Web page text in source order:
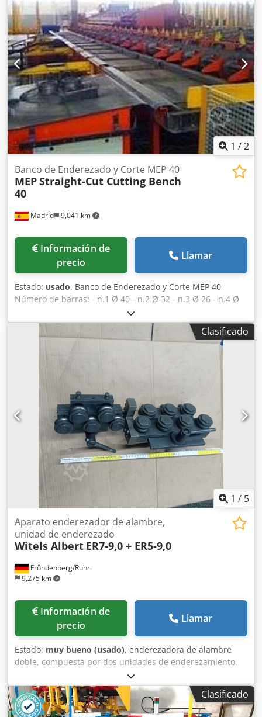
Nuestros almacén
1 /2
Madrid 9,041 km
Banco de Enderezado y Corte MEP 40
MEPStraight-Cut Cutting Bench
40
Información de
precio
Llamar
Estado: usado, Banco de Enderezado y Corte MEP 40
Número de barras: - n.1 Ø 40 - n.2 Ø 32 - n.3 Ø 26 - n.4 Ø
20 Dodpfxovtx Eyj Agueck - n.5 Ø 16 22 Fy= 600 N/mm - ft=
650 N/mm Longitud mínima de corte: 800 mm Longitud
máxima: 12.000 mm Tolerancia de medida: +/- 1 mm/m
Velocidad máx. de posicionamiento: 2 m/s Velocidad de
evacuación de medida: 2,2 m/s Número de
mm/m Posicionamiento de velocidad máxima: 2m/s
Medición de la velocidad de evacuación: 2,2 m/s Número
de compartimentos: 5 + 5
Clasificado
1 / 5
Fröndenberg/Ruhr
9,275 km
Aparato enderezador de alambre,
unidad de enderezado
Witels Albert ER7-9,0 + ER5-9,0
Información de
precio
Llamar
Estado: muy bueno (usado), enderezadora de alambre
doble, compuesta por dos unidades de enderezamiento.
1x ER7-9,0 1x ER5-9,0 Rango de enderezamiento (rango de
alambre): Ø 7,0 - 9,0 mm Longitud total: aproximadamente
500 mm Peso: 18 kg Estado: muy bueno. Dcedpfx
Aezgvkvsguok
Clasificado